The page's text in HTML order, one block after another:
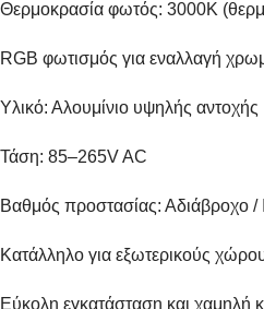
Θερμοκρασία φωτός: 3000K
RGB φωτισμός για εναλλαγή
Υλικό: Αλουμίνιο υψηλής αντοχής
Τάση: 85–265V AC
Βαθμός προστασίας: Αδιάβροχο /
Κατάλληλο για εξωτερικούς
Εύκολη εγκατάσταση και χαμηλή